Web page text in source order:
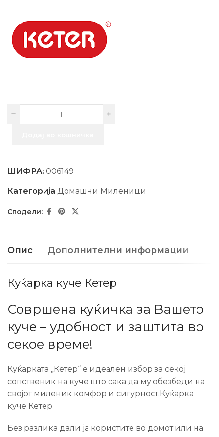
ШИФРА: 006149
Категорија Домашни Миленици
Опис Дополнителни информации
Куќарка куче Кетер
Совршена куќичка за Вашето
куче – удобност и заштита во
секое време!
Куќарката „Кетер“ е идеален избор за секој
сопственик на куче што сака да му обезбеди на
својот миленик комфор и сигурност.Куќарка
куче Кетер
Без разлика дали ја користите во домот или на